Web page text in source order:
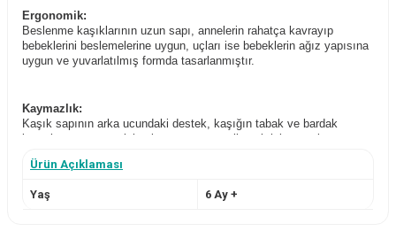
Ergonomik:
Beslenme kaşıklarının uzun sapı, annelerin rahatça kavrayıp
bebeklerini beslemelerine uygun, uçları ise bebeklerin ağız yapısına
uygun ve yuvarlatılmış formda tasarlanmıştır.
Kaymazlık:
Kaşık sapının arka ucundaki destek, kaşığın tabak ve bardak
kenarlarına tutunup içine kaymasını engellemek için tasarlanmıştır.
Kaşık Saklama Kutusu, beslenme kaşığına uygun formu ve pratik
Ürün Açıklaması
Yaş 6 Ay +